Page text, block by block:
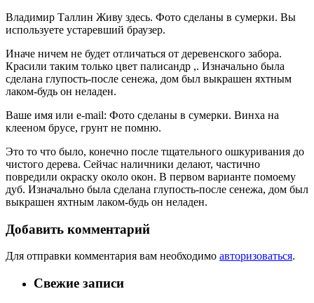
Владимир Таллин Живу здесь. Фото сделаны в сумерки. Вы
используете устаревший браузер.
Иначе ничем не будет отличаться от деревенского забора.
Красили таким только цвет палисандр ,. Изначально была
сделана глупость-после сенежа, дом был выкрашен яхтным
лаком-будь он неладен.
Ваше имя или e-mail: Фото сделаны в сумерки. Винха на
клееном брусе, грунт не помню.
Это то что было, конечно после тщательного ошкуривания до
чистого дерева. Сейчас наличники делают, частично
повредили окраску около окон. В первом варианте помоему
дуб. Изначально была сделана глупость-после сенежа, дом был
выкрашен яхтным лаком-будь он неладен.
Добавить комментарий
Для отправки комментария вам необходимо авторизоваться.
Свежие записи